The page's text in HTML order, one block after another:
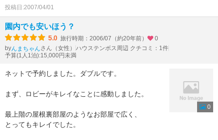
投稿日:2007/04/01
園内でも安いほう？
5.0 旅行時期：2006/07（約20年前）
0
byんまちゃんさん（女性） ハウステンボス周辺 クチコミ：1件
予算(1人1泊):15,000円未満
ネットで予約しました。ダブルです。
まず、ロビーがキレイなことに感動しました。
最上階の屋根裏部屋のようなお部屋で広く、
とってもキレイでした。
0